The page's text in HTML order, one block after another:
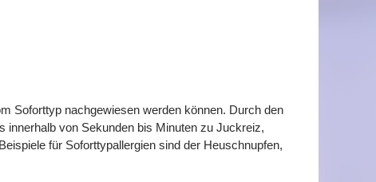
Soforttyp nachgewiesen werden können. Durch den
von Sekunden bis Minuten zu Juckreiz,
für Soforttypallergien sind der Heuschnupfen,